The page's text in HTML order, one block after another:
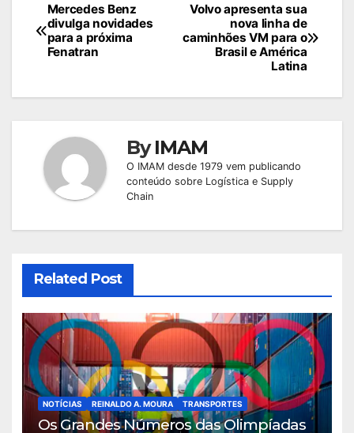
Navegação
de
Post
Volvo apresenta sua
nova linha de
caminhões VM para o
Brasil e América
Latina
Mercedes Benz
divulga novidades
para a próxima
Fenatran
ByIMAM
O IMAM desde 1979 vem publicando
conteúdo sobre Logística e Supply
Chain
Related Post
NOTÍCIAS REINALDO A. MOURA TRANSPORTES
Os Grandes Números das Olimpíadas